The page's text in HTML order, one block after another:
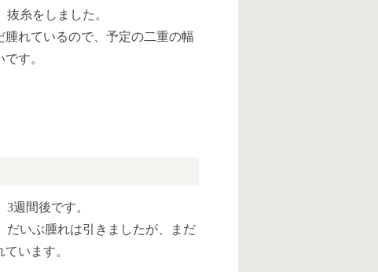
抜糸をしました。
腫れているので、予定の二重の幅
す。
3週間後です。
だいぶ腫れは引きましたが、まだ
ています。